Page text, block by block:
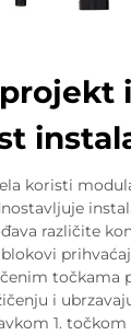
i
koristi
različite
točkama
i
1. točkom